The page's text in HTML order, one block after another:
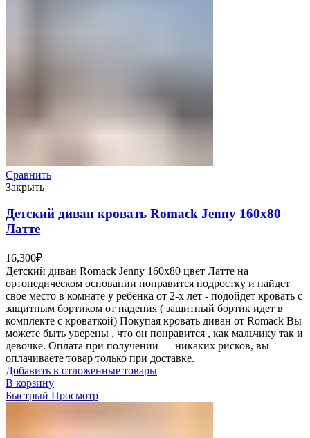
Сравнить
Закрыть
Детский диван кровать Romack Jenny 160х80
Латте
16,300₽
Детский диван Romack Jenny 160х80 цвет Латте на
ортопедическом основании понравится подростку и найдет
свое место в комнате у ребенка от 2-х лет - подойдет кровать с
защитным бортиком от падения ( защитный бортик идет в
комплекте с кроваткой) Покупая кровать диван от Romack Вы
можете быть уверены , что он понравится , как мальчику так и
девочке. Оплата при получении — никаких рисков, вы
оплачиваете товар только при доставке.
Добавить в отложенные товары
В корзину
Быстрый Просмотр